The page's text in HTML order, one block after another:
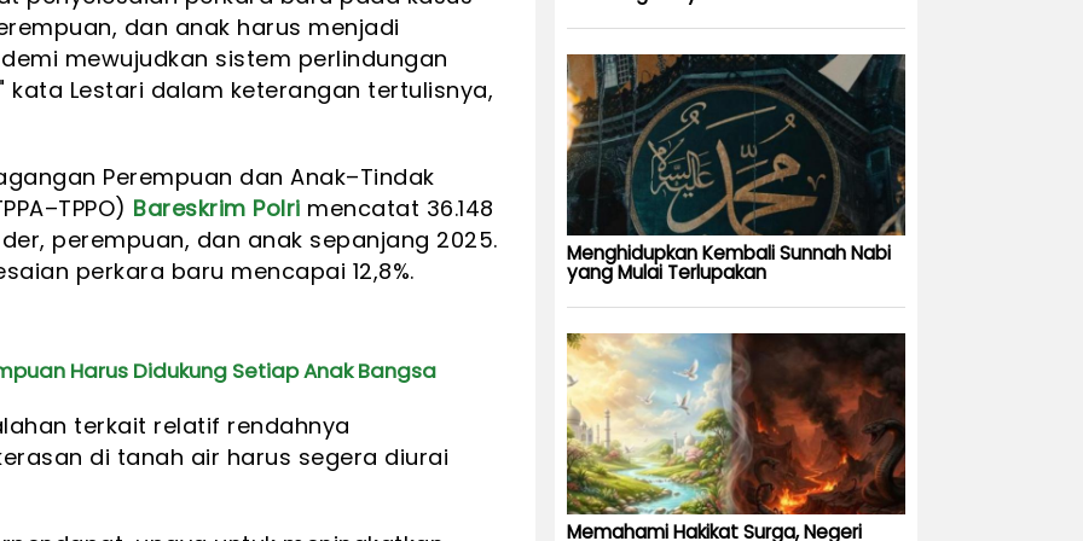
dan anak harus menjadi
mewujudkan sistem perlindungan
Lestari dalam keterangan tertulisnya,
Perempuan dan Anak–Tindak
Bareskrim Polri mencatat 36.148
perempuan, dan anak sepanjang 2025.
perkara baru mencapai 12,8%.
Harus Didukung Setiap Anak Bangsa
terkait relatif rendahnya
di tanah air harus segera diurai
Menghidupkan Kembali Sunnah Nabi
yang Mulai Terlupakan
Memahami Hakikat Surga, Negeri